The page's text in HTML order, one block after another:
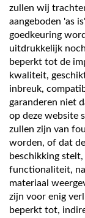
zullen wij
aangeboden 'as
goedkeuring
uitdrukkelijk
beperkt tot de
kwaliteit,
inbreuk,
garanderen niet
op deze website
zullen zijn van
worden, of dat
beschikking
functionaliteit,
materiaal
zijn voor enig
beperkt tot,